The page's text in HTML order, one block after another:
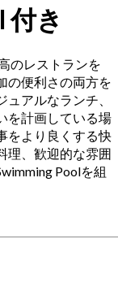
付き
のレストランを
の便利さの両方を
アルなランチ、
を計画している場
をより良くする快
理、歓迎的な雰囲
Poolを組